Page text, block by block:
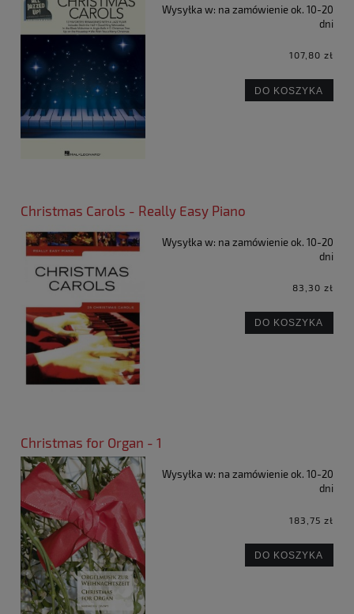
Wysyłka w: na zamówienie ok. 10-20
dni
107,80 zł
DO KOSZYKA
Christmas Carols - Really Easy Piano
Wysyłka w: na zamówienie ok. 10-20
dni
83,30 zł
DO KOSZYKA
Christmas for Organ - 1
Wysyłka w: na zamówienie ok. 10-20
dni
183,75 zł
DO KOSZYKA